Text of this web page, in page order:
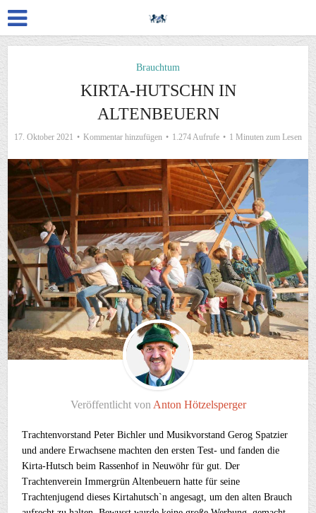
Brauchtum
KIRTA-HUTSCHN IN
ALTENBEUERN
17. Oktober 2021 Kommentar hinzufügen 1.274 Aufrufe 1 Minuten zum Lesen
Veröffentlicht von Anton Hötzelsperger
Trachtenvorstand Peter Bichler und Musikvorstand Gerog Spatzier
und andere Erwachsene machten den ersten Test- und fanden die
Kirta-Hutsch beim Rassenhof in Neuwöhr für gut. Der
Trachtenverein Immergrün Altenbeuern hatte für seine
Trachtenjugend dieses Kirtahutsch`n angesagt, um den alten Brauch